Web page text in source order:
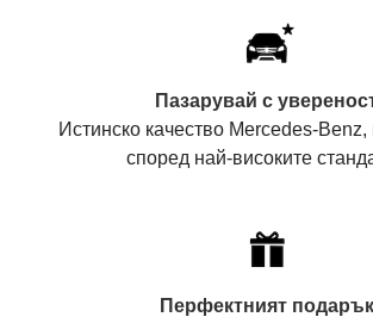
Пазарувай с
Истинско качество Mercedes-Benz,
според най-високите
Перфектният подарък